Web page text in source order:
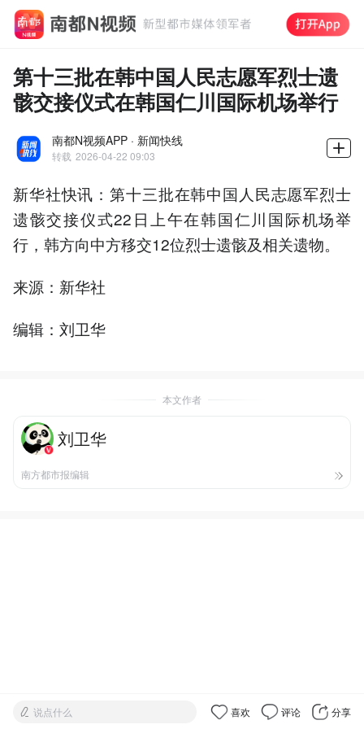
第十三批在韩中国人民志愿军烈士遗
骸交接仪式在韩国仁川国际机场举行
南都N视频APP · 新闻快线
转载 2026-04-22 09:03
新华社快讯：第十三批在韩中国人民志愿军烈士
遗骸交接仪式22日上午在韩国仁川国际机场举
行，韩方向中方移交12位烈士遗骸及相关遗物。
来源：新华社
编辑：刘卫华
本文作者
刘卫华
南方都市报编辑
说点什么 喜欢 评论 分享